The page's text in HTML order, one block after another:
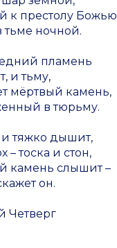
к престолу Божью
тьме ночной.
пламень
и тьму,
мёртвый камень,
в тюрьму.
тяжко дышит,
– тоска и стон,
камень слышит –
он.
Четверг